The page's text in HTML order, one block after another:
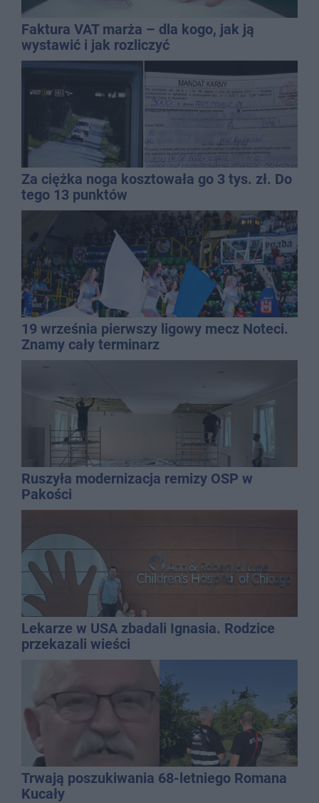
Faktura VAT marża – dla kogo, jak ją
wystawić i jak rozliczyć
Za ciężka noga kosztowała go 3 tys. zł. Do
tego 13 punktów
19 września pierwszy ligowy mecz Noteci.
Znamy cały terminarz
Ruszyła modernizacja remizy OSP w
Pakości
Lekarze w USA zbadali Ignasia. Rodzice
przekazali wieści
Trwają poszukiwania 68-letniego Romana
Kucały